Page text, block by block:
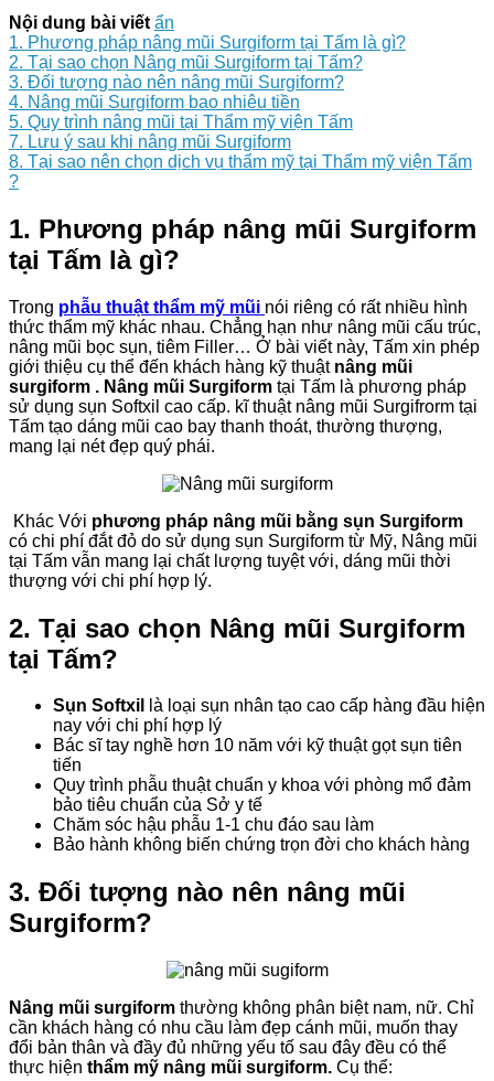
Nội dung bài viết ẩn
1. Phương pháp nâng mũi Surgiform tại Tấm là gì?
2. Tại sao chọn Nâng mũi Surgiform tại Tấm?
3. Đối tượng nào nên nâng mũi Surgiform?
4. Nâng mũi Surgiform bao nhiêu tiền
5. Quy trình nâng mũi tại Thẩm mỹ viện Tấm
7. Lưu ý sau khi nâng mũi Surgiform
8. Tại sao nên chọn dịch vụ thẩm mỹ tại Thẩm mỹ viện Tấm
?
1. Phương pháp nâng mũi Surgiform
tại Tấm là gì?
Trong phẫu thuật thẩm mỹ mũi nói riêng có rất nhiều hình
thức thẩm mỹ khác nhau. Chẳng hạn như nâng mũi cấu trúc,
nâng mũi bọc sụn, tiêm Filler… Ở bài viết này, Tấm xin phép
giới thiệu cụ thể đến khách hàng kỹ thuật nâng mũi
surgiform . Nâng mũi Surgiform tại Tấm là phương pháp
sử dụng sụn Softxil cao cấp. kĩ thuật nâng mũi Surgifrorm tại
Tấm tạo dáng mũi cao bay thanh thoát, thường thượng,
mang lại nét đẹp quý phái.
Khác Với phương pháp nâng mũi bằng sụn Surgiform
có chi phí đắt đỏ do sử dụng sụn Surgiform từ Mỹ, Nâng mũi
tại Tấm vẫn mang lại chất lượng tuyệt với, dáng mũi thời
thượng với chi phí hợp lý.
2. Tại sao chọn Nâng mũi Surgiform
tại Tấm?
Sụn Softxil
là loại sụn nhân tạo cao cấp hàng đầu hiện
nay với chi phí hợp lý
Bác sĩ tay nghề hơn 10 năm với kỹ thuật gọt sụn tiên
tiến
Quy trình phẫu thuật chuẩn y khoa với phòng mổ đảm
bảo tiêu chuẩn của Sở y tế
Chăm sóc hậu phẫu 1-1 chu đáo sau làm
Bảo hành không biến chứng trọn đời cho khách hàng
3. Đối tượng nào nên nâng mũi
Surgiform?
Nâng mũi surgiform thường không phân biệt nam, nữ. Chỉ
cần khách hàng có nhu cầu làm đẹp cánh mũi, muốn thay
đổi bản thân và đầy đủ những yếu tố sau đây đều có thể
thực hiện thẩm mỹ nâng mũi surgiform. Cụ thể: